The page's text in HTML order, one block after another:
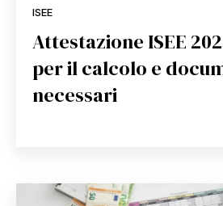
ISEE
Attestazione ISEE
per il calcolo e
necessari